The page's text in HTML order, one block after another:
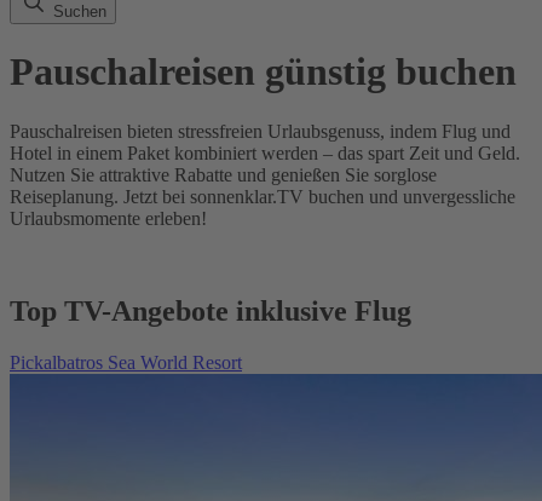
Suchen
Pauschalreisen günstig buchen
Pauschalreisen bieten stressfreien Urlaubsgenuss, indem Flug und
Hotel in einem Paket kombiniert werden – das spart Zeit und Geld.
Nutzen Sie attraktive Rabatte und genießen Sie sorglose
Reiseplanung. Jetzt bei sonnenklar.TV buchen und unvergessliche
Urlaubsmomente erleben!
Top TV-Angebote inklusive Flug
Pickalbatros Sea World Resort